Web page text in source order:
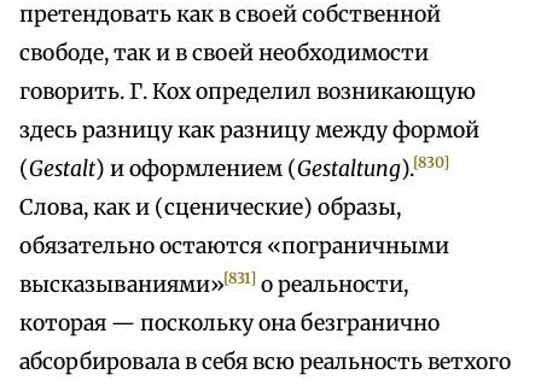
претендовать как в своей собственной
свободе, так и в своей необходимости
говорить. Г. Кох определил возникающую
здесь разницу как разницу между формой
(Gestalt) и оформлением (Gestaltung).[830]
Слова, как и (сценические) образы,
обязательно остаются «пограничными
высказываниями»[831] о реальности,
которая — поскольку она безгранично
абсорбировала в себя всю реальность ветхого